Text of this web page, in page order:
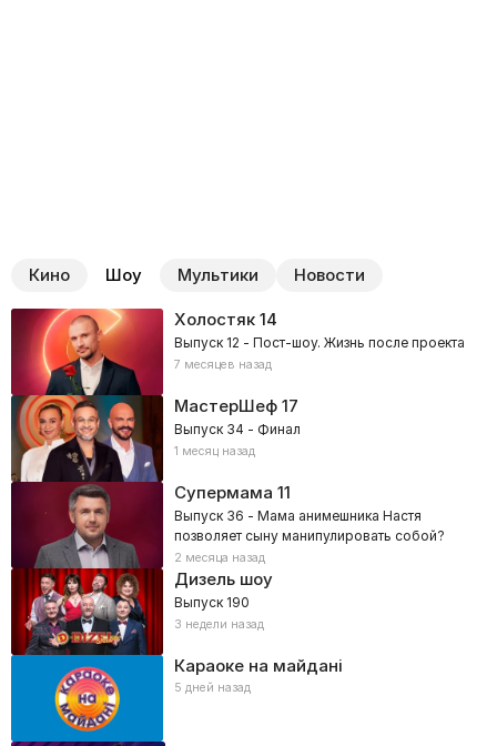
Кино Шоу Мультики Новости
Холостяк14
Выпуск 12 - Пост-шоу. Жизнь после проекта
7 месяцев назад
МастерШеф17
Выпуск 34 - Финал
1 месяц назад
Супермама 11
Выпуск 36 - Мама анимешника Настя
позволяет сыну манипулировать собой?
2 месяца назад
Дизель шоу
Выпуск 190
3 недели назад
Караоке на майдані
5 дней назад